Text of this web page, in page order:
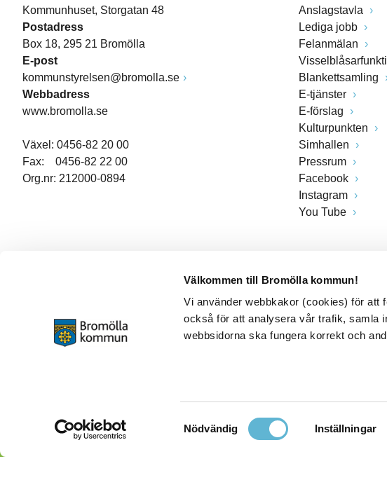
Välkommen till Bromölla kommun!
Vi använder webbkakor (cookies) för att
också för att analysera vår trafik, samla
webbsidorna ska fungera korrekt och
Samtyckesval
Nödvändig Inställningar
Kommunhuset, Storgatan 48
Postadress
Box 18, 295 21 Bromölla
E-post
kommunstyrelsen@bromolla.se
Webbadress
www.bromolla.se
Växel: 0456-82 20 00
Fax: 0456-82 22 00
Org.nr: 212000-0894
Anslagstavla
Lediga jobb
Felanmälan
Blankettsamling
E-tjänster
E-förslag
Kulturpunkten
Simhallen
Pressrum
Facebook
Instagram
You Tube